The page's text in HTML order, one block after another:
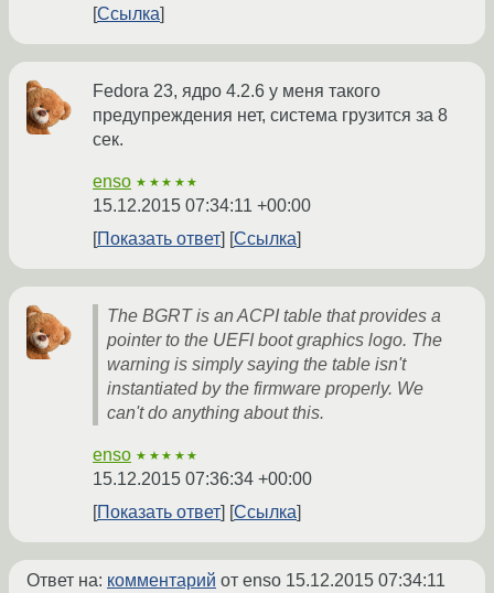
Ссылка
Fedora 23, ядро 4.2.6 у меня такого
предупреждения нет, система грузится за 8
сек.
enso ★★★★★
15.12.2015 07:34:11 +00:00
Показать ответ
Ссылка
The BGRT is an ACPI table that provides a
pointer to the UEFI boot graphics logo. The
warning is simply saying the table isn't
instantiated by the firmware properly. We
can't do anything about this.
enso ★★★★★
15.12.2015 07:36:34 +00:00
Показать ответ
Ссылка
Ответ на: комментарий от enso 15.12.2015 07:34:11